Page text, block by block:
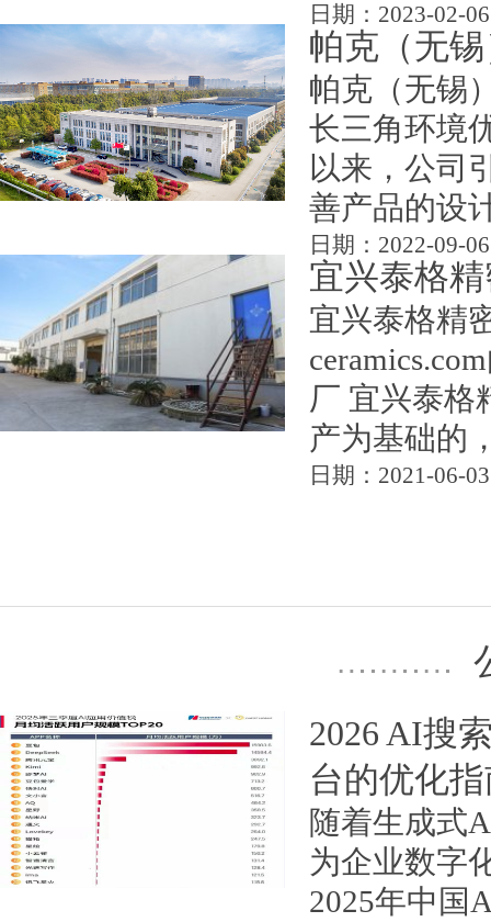
日期：2023-02-06
帕克（无
帕克（无锡
长三角环境
以来，公司
善产品的设
日期：2022-09-06
宜兴泰格
宜兴泰格精
厂 宜兴泰格
产为基础的
日期：2021-06-03
2026 AI搜
台的优化
随着生成式
为企业数字
2025年中国